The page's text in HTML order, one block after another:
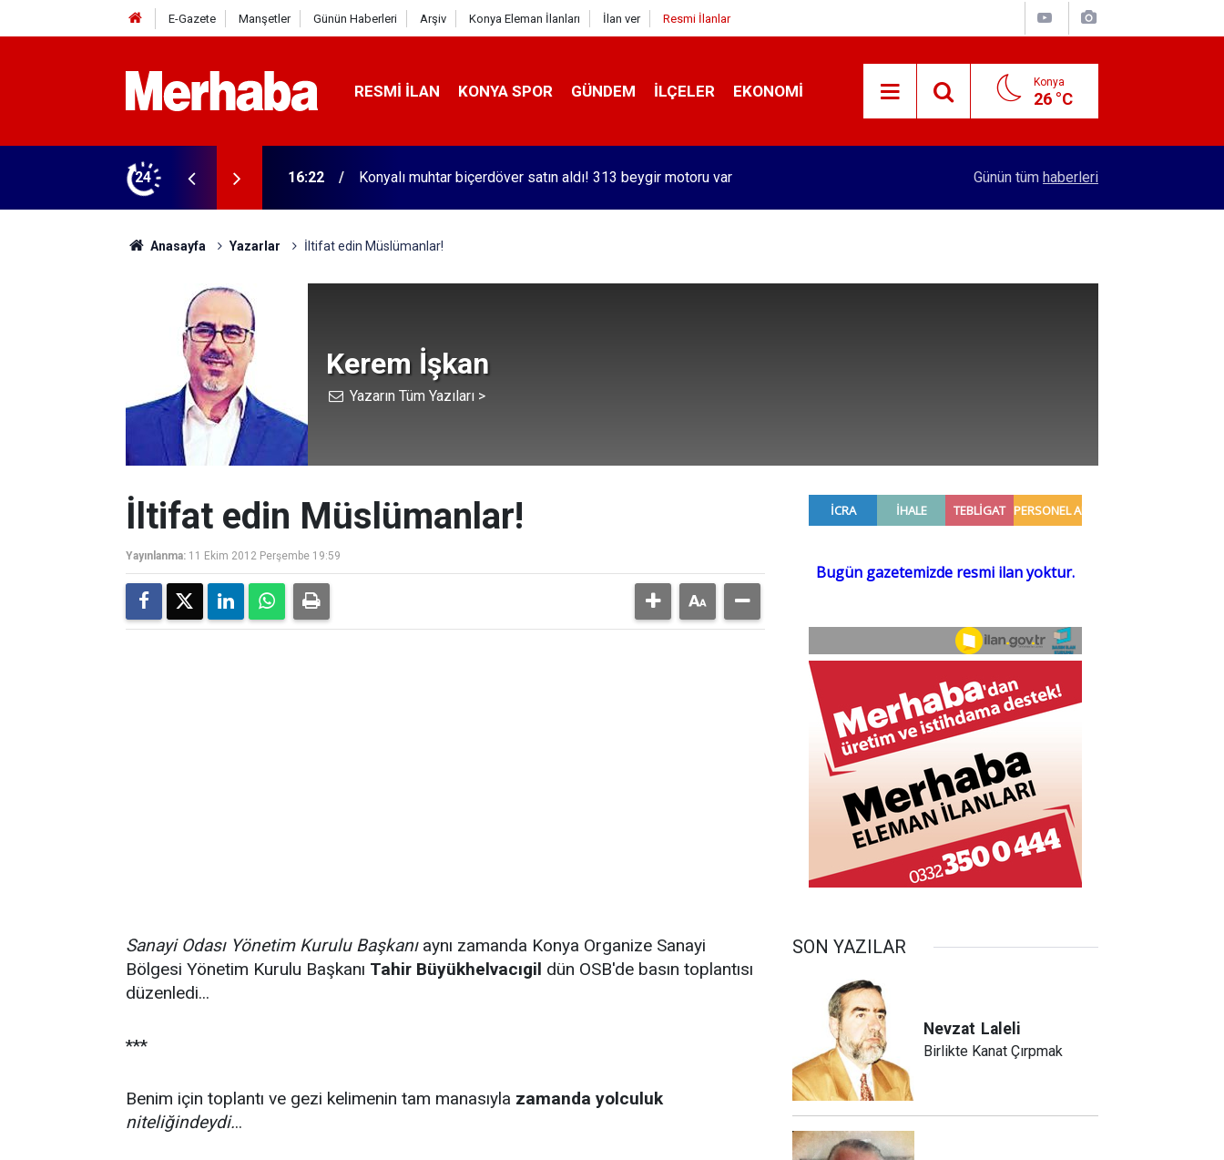
E-Gazete Manşetler Günün Haberleri Arşiv Konya Eleman İlanları İlan ver Resmi İlanlar
RESMI İLAN KONYA SPOR GÜNDEM İLÇELER EKONOMI Konya
26 °C
24 16:04 Konyasporlu Kramer'den yıllar sonra Galatasaraylı Osimhen itirafı Merkez Bankası rezervleri açıklandı
Günün tüm haberleri
Anasayfa Yazarlar İltifat edin Müslümanlar!
Kerem İşkan
Yazarın Tüm Yazıları >
İltifat edin Müslümanlar!
Yayınlanma: 11 Ekim 2012 Perşembe 19:59
Sanayi Odası Yönetim Kurulu Başkanıaynı zamanda Konya Organize Sanayi
Bölgesi Yönetim Kurulu Başkanı Tahir Büyükhelvacıgil dün OSB'de basın toplantısı
düzenledi...
***
Benim için toplantı ve gezi kelimenin tam manasıyla zamanda yolculuk
niteliğindeydi...
SON YAZILAR
Nevzat Laleli
Birlikte Kanat Çırpmak